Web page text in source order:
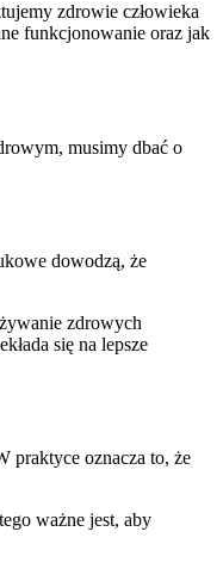
zdrowie człowieka
funkcjonowanie oraz jak
musimy dbać o
dowodzą, że
zdrowych
się na lepsze
praktyce oznacza to, że
ważne jest, aby